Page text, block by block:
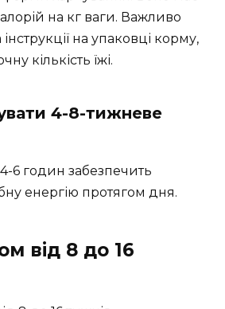
на кг ваги. Важливо
на упаковці корму,
кількість їжі.
4-8-тижневе
6 годин забезпечить
енергію протягом дня.
від 8 до 16